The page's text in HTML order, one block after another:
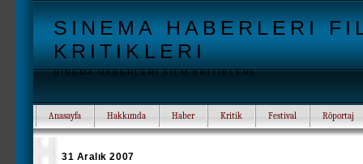
SINEMA HABERLERI
KRITIKLERI
SINEMA HABERLERI FILM KRITIKLERI
Anasayfa Hakkımda Haber Kritik Festival Röportaj
31 Aralık 2007